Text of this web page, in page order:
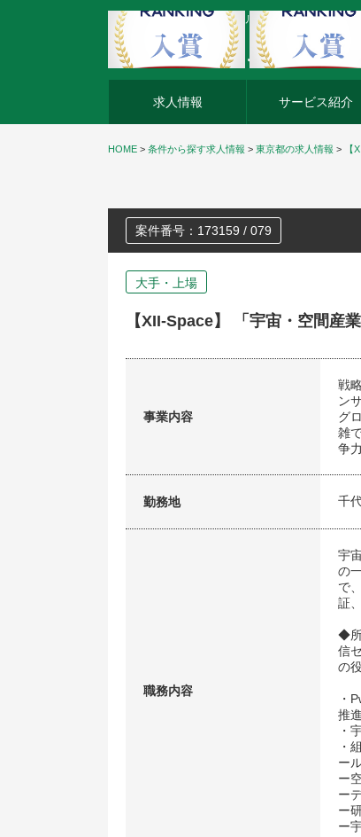
外資系企業の転職・キャリア転職ならアージスジャ
求人情報 サービス紹介
HOME > 条件から探す求人情報 > 東京都の求人情報 > 【
案件番号：173159 / 079
大手・上場
【XII-Space】 「宇宙・空間産
事業内容
戦
ン
グ
雑
争
勤務地 千
職務内容
宇
の
で
証
◆所
信
の
・
推
・
・
ー
ー
ー
ー
ー